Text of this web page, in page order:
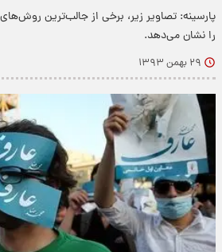
پارسینه: تصاویر زیر، برخی از جالب‌ترین
را نشان می‌دهد.
۲۹ بهمن ۱۳۹۳